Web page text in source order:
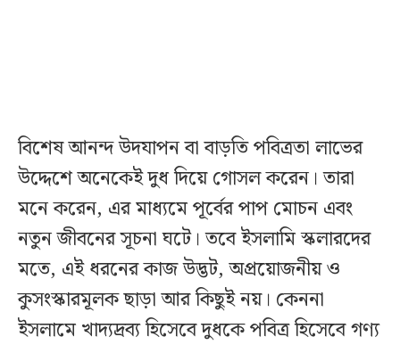
বিশেষ আনন্দ উদযাপন বা বাড়তি পবিত্রতা লাভের
উদ্দেশে অনেকেই দুধ দিয়ে গোসল করেন। তারা
মনে করেন, এর মাধ্যমে পূর্বের পাপ মোচন এবং
নতুন জীবনের সূচনা ঘটে। তবে ইসলামি স্কলারদের
মতে, এই ধরনের কাজ উদ্ভট, অপ্রয়োজনীয় ও
কুসংস্কারমূলক ছাড়া আর কিছুই নয়। কেননা
ইসলামে খাদ্যদ্রব্য হিসেবে দুধকে পবিত্র হিসেবে গণ্য